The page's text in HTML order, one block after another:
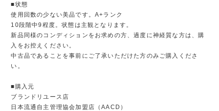
■状態
使用回数の少ない美品です。A+ランク
10段階中9程度。状態は主観となります。
新品同様のコンディションをお求めの方、過度に神経質な方は、購
入をお控えください。
中古品であることを事前にご了承いただけた方のみご購入くださ
い。
■購入元
ブランドリユース店
日本流通自主管理協会加盟店（AACD）